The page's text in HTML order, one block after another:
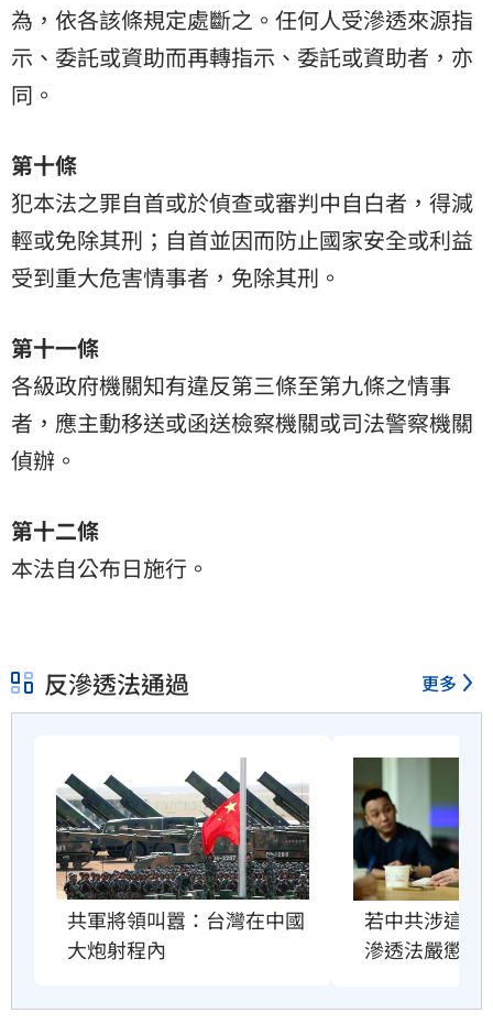
為，依各該條規定處斷之。任何人受滲透來源指
示、委託或資助而再轉指示、委託或資助者，亦
同。
第十條
犯本法之罪自首或於偵查或審判中自白者，得減
輕或免除其刑；自首並因而防止國家安全或利益
受到重大危害情事者，免除其刑。
第十一條
各級政府機關知有違反第三條至第九條之情事
者，應主動移送或函送檢察機關或司法警察機關
偵辦。
第十二條
本法自公布日施行。
反滲透法通過 更多
共軍將領叫囂：台灣在中國
大炮射程內
若中共涉這案
滲透法嚴懲